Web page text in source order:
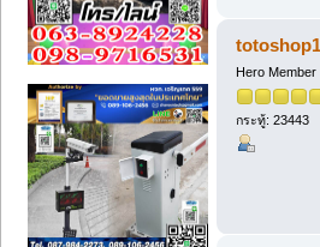
totoshop1
Hero Member
กระทู้: 23443